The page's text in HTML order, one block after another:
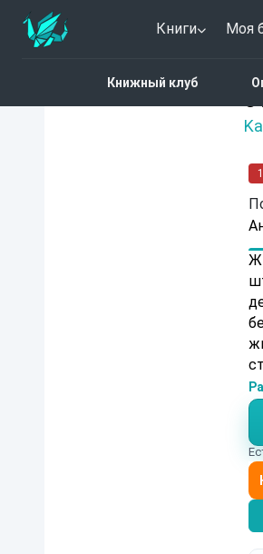
Книги Моя
Книжный клуб
5 (1)